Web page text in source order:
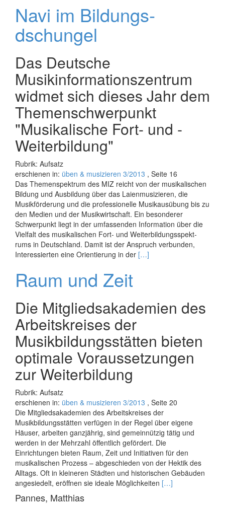
Babuschka-
Prinzip
Navi im Bil­dungs­
dschungel
Das Deutsche
Musikinformationszentrum
widmet sich dieses Jahr dem
Themenschwerpunkt
"Musikalische Fort- und ­
Weiterbildung"
Rubrik: Aufsatz
erschienen in: üben & musizieren 3/2013 , Seite 16
Das Themenspektrum des MIZ reicht von der musikalischen
Bildung und Ausbildung über das Laienmusizieren, die
Musikförderung und die professionelle Musikausübung bis zu
den Medien und der Musikwirtschaft. Ein besonderer
Schwerpunkt liegt in der umfassenden Information über die
Vielfalt des musikalischen Fort- und Weiterbildungsspekt­
rums in Deutschland. Damit ist der Anspruch verbunden,
Interessierten eine Orientierung in der Read
Bil­
dungs­
[…]
Raum und Zeit
Die Mitgliedsakademien des
Arbeitskreises der
Musikbildungs­stätten bieten
optimale Voraussetzungen
zur Weiterbildung
Rubrik: Aufsatz
erschienen in: üben & musizieren 3/2013 , Seite 20
Die Mitgliedsakademien des Arbeitskreises der
Musikbildungsstätten verfügen in der Regel über eigene
Häuser, arbeiten ganzjährig, sind gemeinnützig tätig und
werden in der Mehrzahl öffentlich gefördert. Die
Einrichtungen bieten Raum, Zeit und Initiativen für den
musikalischen Prozess – abgeschieden von der Hektik des
Alltags. Oft in kleineren Städten und historischen Gebäuden
angesiedelt, eröffnen sie ideale Möglichkeiten Read
[…]
Pannes, Matthias